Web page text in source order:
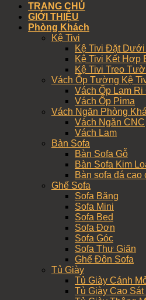
TRANG CHỦ
GIỚI THIỆU
Phòng Khách
Kệ Tivi
Kệ Tivi Đặt Dưới
Kệ Tivi Kết Hợp
Kệ Tivi Treo
Vách Ốp Tường Kệ
Vách Ốp Lam Ri
Vách Ốp Pima
Vách Ngăn Phòng
Vách Ngăn CNC
Vách Lam
Bàn Sofa
Bàn Sofa Gỗ
Bàn Sofa Kim
Bàn sofa đá cao
Ghế Sofa
Sofa Băng
Sofa Mini
Sofa Bed
Sofa Đơn
Sofa Góc
Sofa Thư Giãn
Ghế Đôn Sofa
Tủ Giày
Tủ Giày Cánh
Tủ Giày Cao Sát